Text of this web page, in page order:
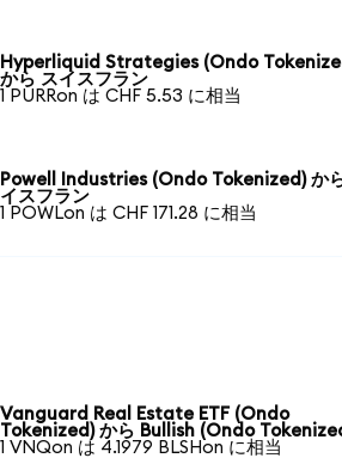
Hyperliquid Strategies (Ondo
から スイスフラン
1 PURRon は CHF 5.53 に相当
Powell Industries (Ondo Tokenized) か
イスフラン
1 POWLon は CHF 171.28 に相当
Vanguard Real Estate ETF (Ondo
Tokenized) から Bullish (Ondo
1 VNQon は 4.1979 BLSHon に相当